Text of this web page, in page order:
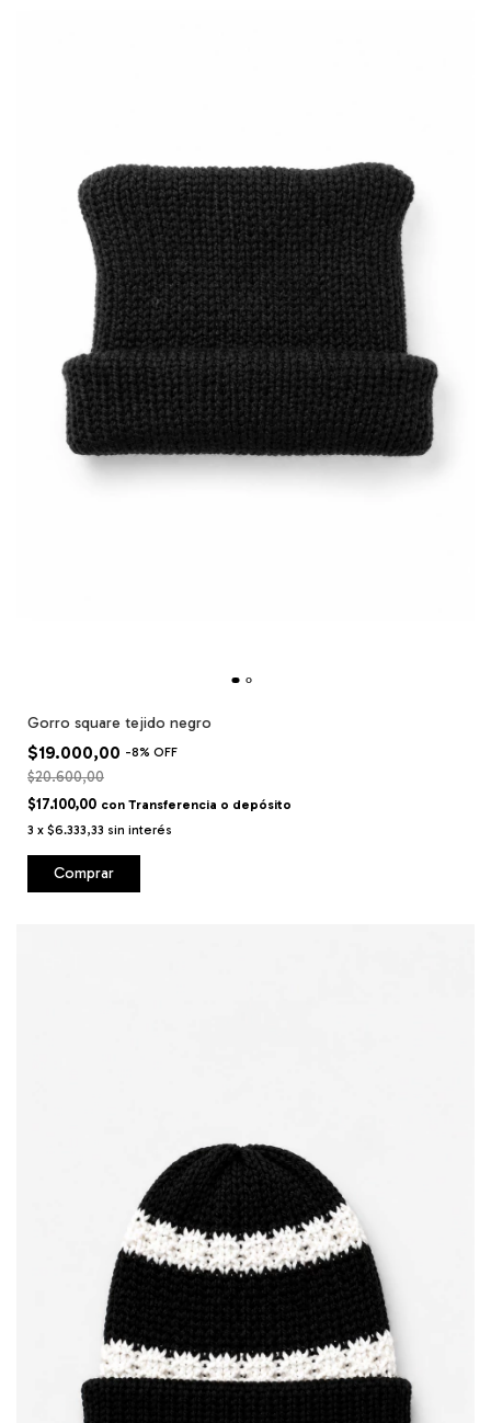
Gorro square tejido negro
$19.000,00 -8% OFF
$20.600,00
$17.100,00 con Transferencia o depósito
3 x $6.333,33 sin interés